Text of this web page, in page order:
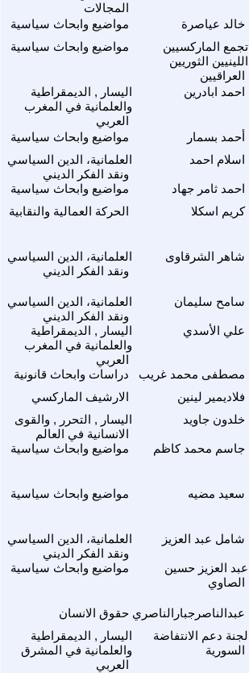
المجالات
مواضيع وابحاث سياسية خالد عياصرة
مواضيع وابحاث سياسية
تجمع الماركسيين
اللينيين الثوريين
العراقيين
اليسار , الديمقراطية
والعلمانية في المغرب
العربي
احمد ابادرين
مواضيع وابحاث سياسية أحمد بسمار
العلمانية، الدين السياسي
ونقد الفكر الديني
اسلام احمد
مواضيع وابحاث سياسية احمد ثامر جهاد
الحركة العمالية والنقابية
كريم اسكلا
العلمانية، الدين السياسي
ونقد الفكر الديني
شاهر الشرقاوى
العلمانية، الدين السياسي
ونقد الفكر الديني
سامح سليمان
اليسار , الديمقراطية
والعلمانية في المغرب
العربي
علي الأسدي
دراسات وابحاث قانونية مصطفى محمد غريب
الارشيف الماركسي
فلاديمير لينين
اليسار , التحرر , والقوى
الانسانية في العالم
خلدون جاويد
مواضيع وابحاث سياسية جاسم محمد كاظم
مواضيع وابحاث سياسية سعيد مضيه
العلمانية، الدين السياسي
ونقد الفكر الديني
شامل عبد العزيز
مواضيع وابحاث سياسية
عبد العزيز حسين
الصاوي
حقوق الانسان عبدالناصرجبارالناصري
اليسار , الديمقراطية
والعلمانية في المشرق
العربي
لجنة دعم الانتفاضة
السورية